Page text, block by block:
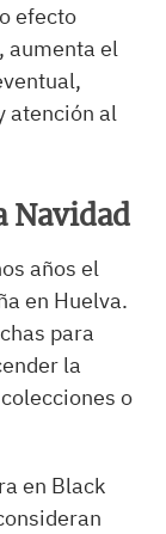
efecto
aumenta el
atención al
Navidad
años el
en Huelva.
para
la
o
en Black